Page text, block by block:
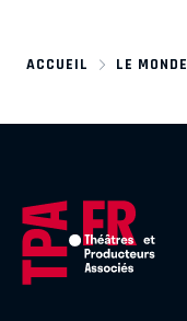
ACCUEIL LE